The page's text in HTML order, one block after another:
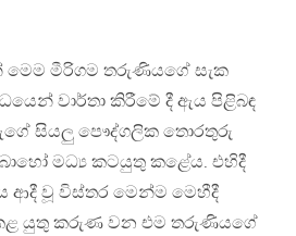
මෙම මීරිගම තරුණියගේ සැක
වාර්තා කිරීමේ දී ඇය පිළිබඳ
සියලු පෞද්ගලික තොරතුරු
මධ්‍ය කටයුතු කළේය. එහිදී
ආදී වූ විස්තර මෙන්ම මෙහීදී
යුතු කරුණ වන එම තරුණියගේ